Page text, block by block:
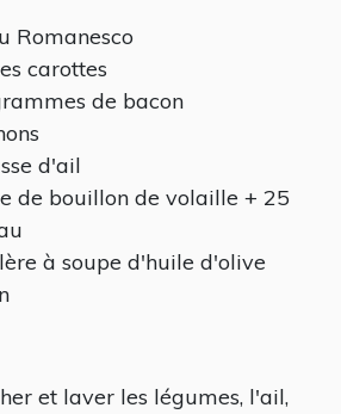
Romanesco
carottes
de bacon
d'ail
de bouillon de volaille + 25
à soupe d'huile d'olive
et laver les légumes, l'ail,